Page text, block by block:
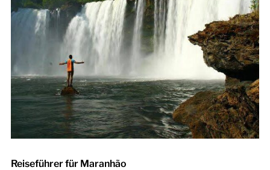
Reiseführer für Maranhão